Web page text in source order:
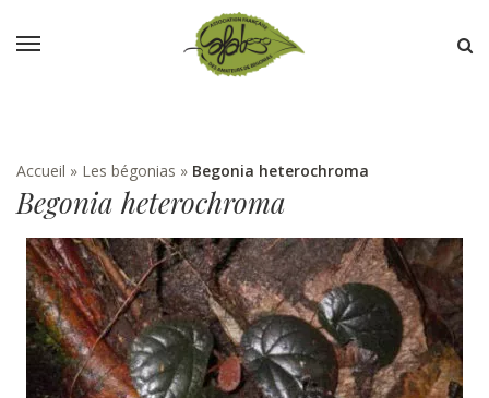
Accueil » Les bégonias » Begonia heterochroma
Begonia heterochroma